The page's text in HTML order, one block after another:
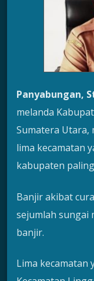
Panyabungan,
melanda
Sumatera Utara,
lima kecamatan
kabupaten
Banjir akibat
sejumlah sungai
banjir.
Lima kecamatan